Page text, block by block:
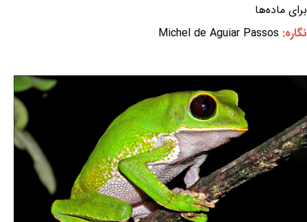
برای ماده‌ها
نگاره: Michel de Aguiar Passos